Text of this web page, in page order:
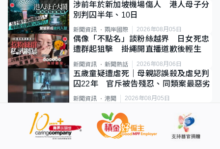
涉前年於新加坡機場傷人 港人母子分
別判囚半年、10日
新聞資訊 兩岸國際 2026年08月05日
偶像「不點名」談粉絲越界 日女死忠
遭群起狙擊 掛繩開直播道歉後輕生
新聞資訊 新聞熱話 2026年08月06日
五歲童疑遭虐死｜母親認誤殺及虐兒判
囚22年 官斥被告殘忍、同類案最惡劣
新聞資訊 港聞 2026年08月05日